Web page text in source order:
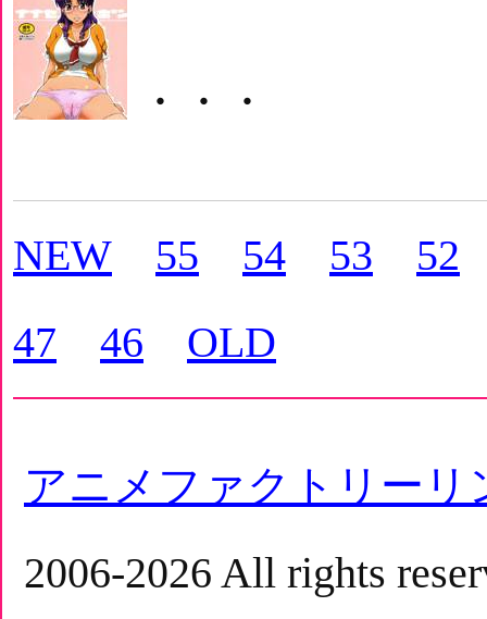
・・・
NEW 55 54 53
52
47
46 OLD
アニメファクトリーリ
2006-2026 All rights